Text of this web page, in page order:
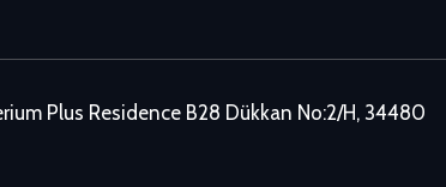
Plus Residence B28 Dükkan No:2/H, 34480